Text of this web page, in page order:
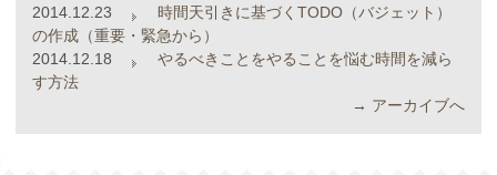
2014.12.23
時間天引きに基づくTODO（バジェット）
の作成（重要・緊急から）
2014.12.18
やるべきことをやることを悩む時間を減ら
す方法
→ アーカイブへ